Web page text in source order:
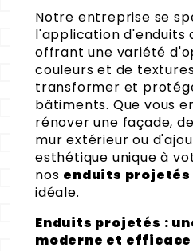
Notre entreprise se
l'application d'enduits
offrant une variété
couleurs et de
transformer et
bâtiments. Que vous
rénover une façade,
mur extérieur ou
esthétique unique à
nos enduits projetés
idéale.
Enduits projetés :
moderne et efficace